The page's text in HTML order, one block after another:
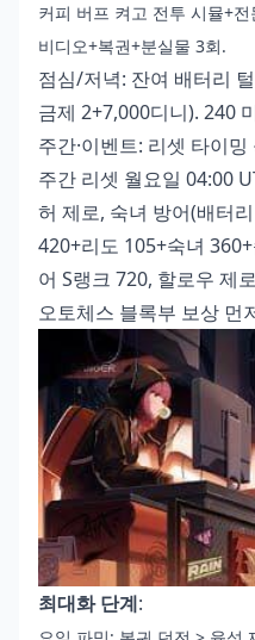
커피 버프 켜고 전투 시뮬+
비디오+복권+분실물 3회.
점심/저녁: 잔여 배터리
금제 2+7,000디니). 240
주간·이벤트: 리셋 타이
주간 리셋 월요일 04:00
허 제로, 숙녀 방어(배터
420+리도 105+숙녀
어 S랭크 720, 할로우 제
오토체스 블록부 보상 먼
최대화 단계: